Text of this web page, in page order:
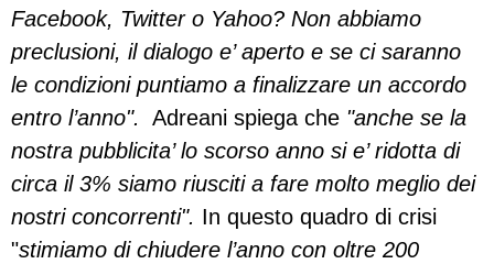
Facebook, Twitter o Yahoo? Non abbiamo
preclusioni, il dialogo e’ aperto e se ci saranno
le condizioni puntiamo a finalizzare un accordo
entro l’anno".
Adreani spiega che "anche se la
nostra pubblicita’ lo scorso anno si e’ ridotta di
circa il 3% siamo riusciti a fare molto meglio dei
nostri concorrenti". In questo quadro di crisi
"stimiamo di chiudere l’anno con oltre 200